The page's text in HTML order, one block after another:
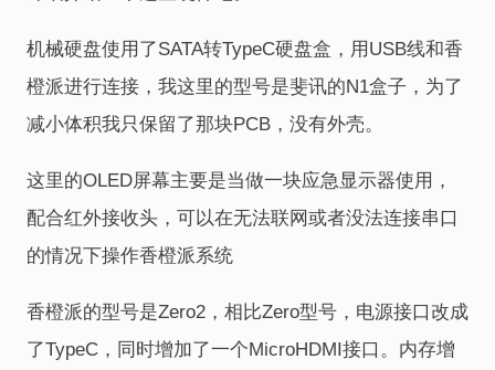
机械硬盘使用了SATA转TypeC硬盘盒，用USB线和香
橙派进行连接，我这里的型号是斐讯的N1盒子，为了
减小体积我只保留了那块PCB，没有外壳。
这里的OLED屏幕主要是当做一块应急显示器使用，
配合红外接收头，可以在无法联网或者没法连接串口
的情况下操作香橙派系统
香橙派的型号是Zero2，相比Zero型号，电源接口改成
了TypeC，同时增加了一个MicroHDMI接口。内存增